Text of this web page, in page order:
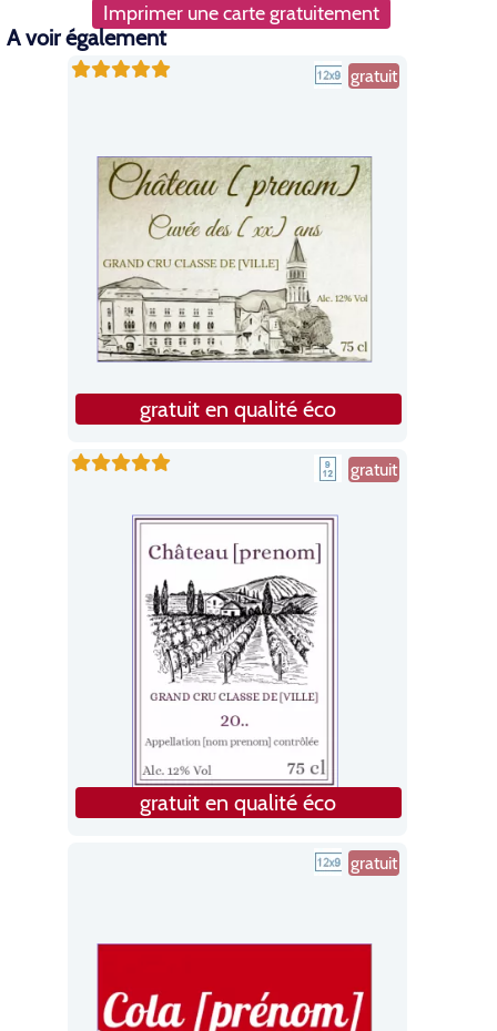
Imprimer une carte gratuitement
A voir également
gratuit
gratuit en qualité éco
gratuit
gratuit en qualité éco
gratuit